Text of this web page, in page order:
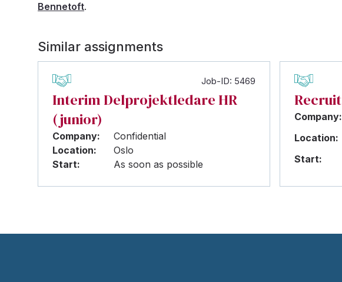
Bennetoft.
Similar assignments
Job-ID: 5469
Interim Delprojektledare HR
(junior)
Company:
Confidential
Location:
Oslo
Start:
As soon as possible
Company:
Location:
Start: